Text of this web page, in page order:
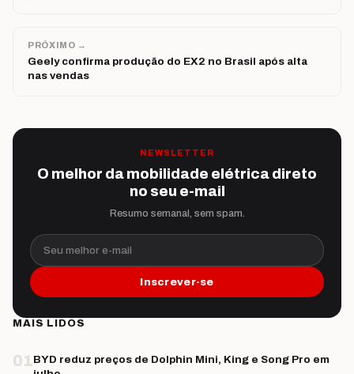
PRÓXIMO →
Geely confirma produção do EX2 no Brasil após alta
nas vendas
NEWSLETTER
O melhor da mobilidade elétrica direto
no seu e-mail
Resumo semanal, sem spam.
Seu melhor e-mail
Inscrever-se
MAIS LIDOS
01BYD reduz preços de Dolphin Mini, King e Song Pro em